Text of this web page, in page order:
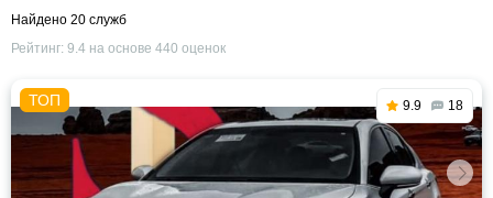
Найдено 20 служб
Рейтинг: 9.4 на основе 440 оценок
9.9 18